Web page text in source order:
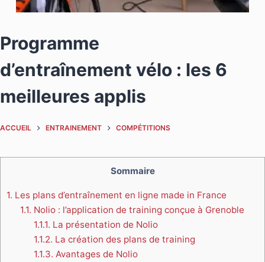
Programme
d’entraînement vélo : les 6
meilleures applis
ACCUEIL ENTRAINEMENT COMPÉTITIONS
Sommaire
1. Les plans d’entraînement en ligne made in France
1.1. Nolio : l’application de training conçue à Grenoble
1.1.1. La présentation de Nolio
1.1.2. La création des plans de training
1.1.3. Avantages de Nolio